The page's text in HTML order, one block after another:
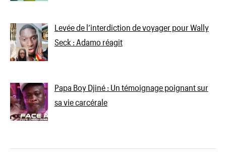
Levée de l’interdiction de voyager pour Wally
Seck : Adamo réagit
Papa Boy Djiné : Un témoignage poignant sur
sa vie carcérale